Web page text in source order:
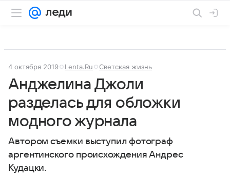
4 октября 2019 Lenta.Ru Светская жизнь
Анджелина Джоли
разделась для обложки
модного журнала
Автором съемки выступил фотограф
аргентинского происхождения Андрес
Кудацки.